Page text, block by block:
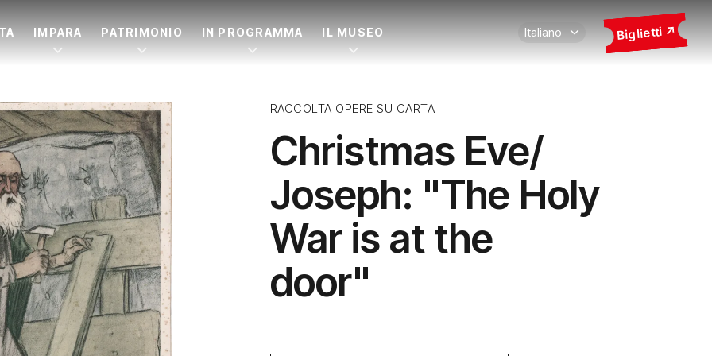
IMPARA PATRIMONIO IN PROGRAMMA IL MUSEO Biglietti
RACCOLTA OPERE SU CARTA
Christmas Eve/
Joseph: "The Holy
War is at the
door"